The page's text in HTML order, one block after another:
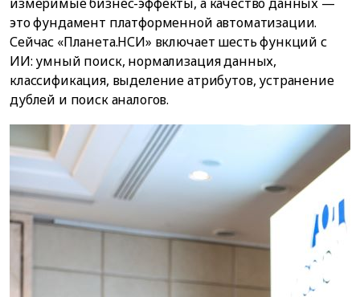
это фундамент платформенной автоматизации.
Сейчас «Планета.НСИ» включает шесть функций с
ИИ: умный поиск, нормализация данных,
классификация, выделение атрибутов, устранение
дублей и поиск аналогов.